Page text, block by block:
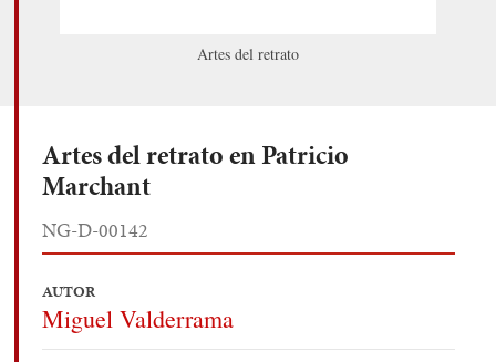
Artes del retrato
Artes del retrato en Patricio
Marchant
NG-D-00142
AUTOR
Miguel Valderrama